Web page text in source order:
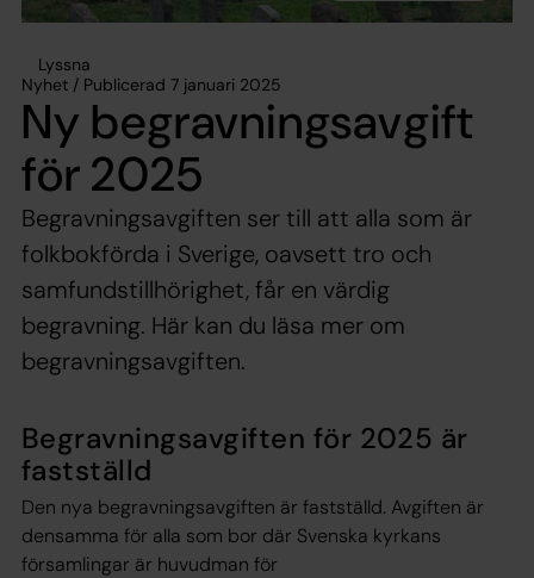
Lyssna
Nyhet / Publicerad 7 januari 2025
Ny begravningsavgift
för 2025
Begravningsavgiften ser till att alla som är
folkbokförda i Sverige, oavsett tro och
samfundstillhörighet, får en värdig
begravning. Här kan du läsa mer om
begravningsavgiften.
Begravningsavgiften för 2025 är
fastställd
Den nya begravningsavgiften är fastställd. Avgiften är
densamma för alla som bor där Svenska kyrkans
församlingar är huvudman för